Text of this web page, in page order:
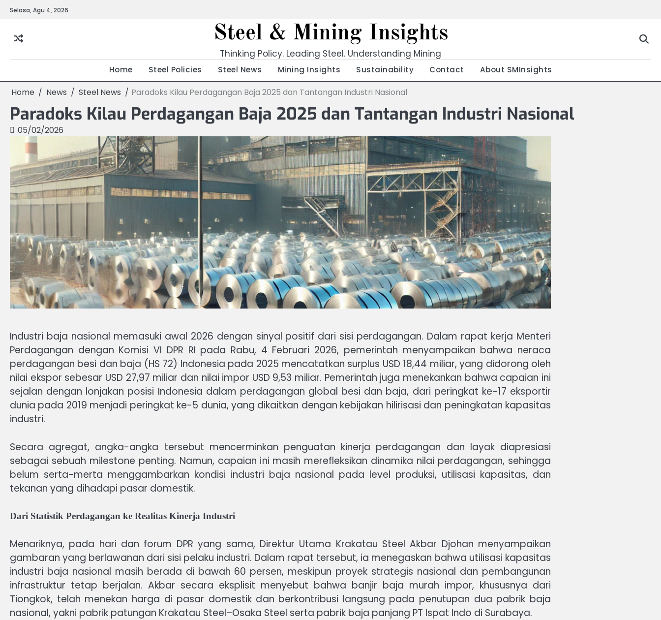
SkipSelasa, Agu 4, 2026
Steel & Mining Insights
Thinking Policy. Leading Steel. Understanding Mining
Home Steel Policies Steel News Mining Insights Sustainability Contact About SMInsights
Home News Steel News Paradoks Kilau Perdagangan Baja 2025 dan Tantangan Industri Nasional
Paradoks Kilau Perdagangan Baja 2025 dan Tantangan Industri Nasional
05/02/2026
Industri baja nasional memasuki awal 2026 dengan sinyal positif dari sisi perdagangan. Dalam rapat kerja Menteri
Perdagangan dengan Komisi VI DPR RI pada Rabu, 4 Februari 2026, pemerintah menyampaikan bahwa neraca
perdagangan besi dan baja (HS 72) Indonesia pada 2025 mencatatkan surplus USD 18,44 miliar, yang didorong oleh
nilai ekspor sebesar USD 27,97 miliar dan nilai impor USD 9,53 miliar. Pemerintah juga menekankan bahwa capaian ini
sejalan dengan lonjakan posisi Indonesia dalam perdagangan global besi dan baja, dari peringkat ke-17 eksportir
dunia pada 2019 menjadi peringkat ke-5 dunia, yang dikaitkan dengan kebijakan hilirisasi dan peningkatan kapasitas
industri.
Secara agregat, angka-angka tersebut mencerminkan penguatan kinerja perdagangan dan layak diapresiasi
sebagai sebuah milestone penting. Namun, capaian ini masih merefleksikan dinamika nilai perdagangan, sehingga
belum serta-merta menggambarkan kondisi industri baja nasional pada level produksi, utilisasi kapasitas, dan
tekanan yang dihadapi pasar domestik.
Dari Statistik Perdagangan ke Realitas Kinerja Industri
Menariknya, pada hari dan forum DPR yang sama, Direktur Utama Krakatau Steel Akbar Djohan menyampaikan
gambaran yang berlawanan dari sisi pelaku industri. Dalam rapat tersebut, ia menegaskan bahwa utilisasi kapasitas
industri baja nasional masih berada di bawah 60 persen, meskipun proyek strategis nasional dan pembangunan
infrastruktur tetap berjalan. Akbar secara eksplisit menyebut bahwa banjir baja murah impor, khususnya dari
Tiongkok, telah menekan harga di pasar domestik dan berkontribusi langsung pada penutupan dua pabrik baja
nasional, yakni pabrik patungan Krakatau Steel–Osaka Steel serta pabrik baja panjang PT Ispat Indo di Surabaya.